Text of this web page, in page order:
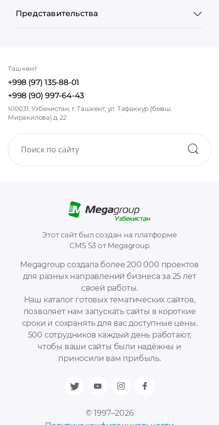
Megagroup создала более 200 000 проектов
для разных направлений бизнеса за 25 лет
своей работы.
Наш каталог готовых тематических сайтов,
позволяет нам запускать сайты в короткие
сроки и сохранять для вас доступные цены.
500 сотрудников каждый день работают,
чтобы ваши сайты были надёжны и
приносили вам прибыль.
© 1997–2026
Этот сайт был создан на платформе
CMS S3 от Megagroup
Представительства
Ташкент
+998 (97) 135-88-01
+998 (90) 997-64-43
100031, Узбекистан, г. Ташкент, ул. Тафаккур (бывш.
Миракилова) д. 22